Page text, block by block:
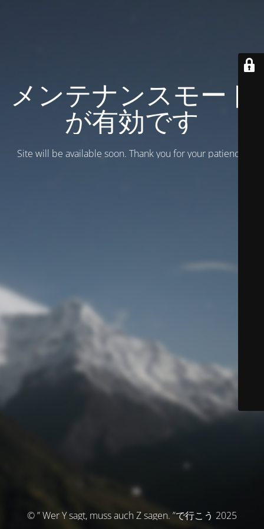
メンテナンスモード
が有効です
Site will be available soon. Thank you for your patience!
© ” Wer Y sagt, muss auch Z sagen. ”で行こう 2025